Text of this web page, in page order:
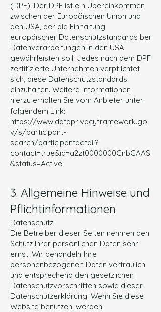
(DPF). Der DPF ist ein Übereinkommen
zwischen der Europäischen Union und
den USA, der die Einhaltung
europäischer Datenschutzstandards bei
Datenverarbeitungen in den USA
gewährleisten soll. Jedes nach dem DPF
zertifizierte Unternehmen verpflichtet
sich, diese Datenschutzstandards
einzuhalten. Weitere Informationen
hierzu erhalten Sie vom Anbieter unter
folgendem Link:
https://www.dataprivacyframework.go
v/s/participant-
search/participantdetail?
contact=true&id=a2zt0000000GnbGAAS
&status=Active
3. Allgemeine Hinweise und
Pflichtinformationen
Datenschutz
Die Betreiber dieser Seiten nehmen den
Schutz Ihrer persönlichen Daten sehr
ernst. Wir behandeln Ihre
personenbezogenen Daten vertraulich
und entsprechend den gesetzlichen
Datenschutzvorschriften sowie dieser
Datenschutzerklärung. Wenn Sie diese
Website benutzen, werden